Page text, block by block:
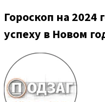
Гороскоп на 2024
успеху в Новом